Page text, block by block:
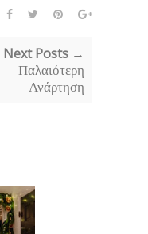
Next Posts →
Παλαιότερη
Ανάρτηση